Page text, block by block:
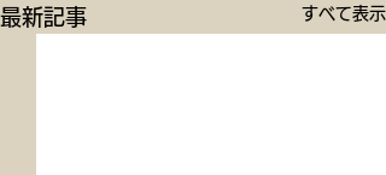
最新記事 すべて表示